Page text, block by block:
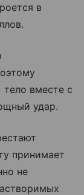
в
вместе с
удар.
принимает
не